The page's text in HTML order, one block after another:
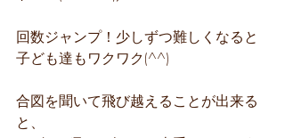
回数ジャンプ！少しずつ難しくなると
子ども達もワクワク(^^)
合図を聞いて飛び越えることが出来る
と、